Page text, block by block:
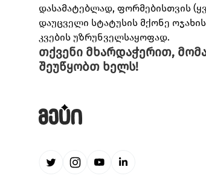
დასამატებლად, ფორმებისთვის
დაუცველი სტატუსის მქონე
კვების უზრუნველსაყოფად.
თქვენი მხარდაჭერით,
შეუწყობთ ხელს!